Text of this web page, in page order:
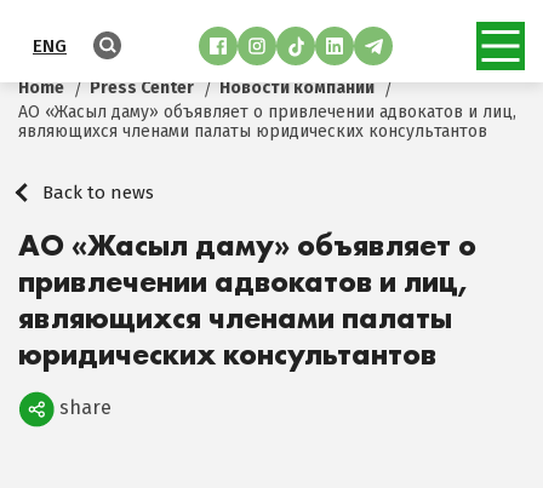
ENG
Home Press Center
Новости компании
АО «Жасыл даму» объявляет о привлечении адвокатов и лиц,
являющихся членами палаты юридических консультантов
Back to news
АО «Жасыл даму» объявляет о
привлечении адвокатов и лиц,
являющихся членами палаты
юридических консультантов
Поделиться
share